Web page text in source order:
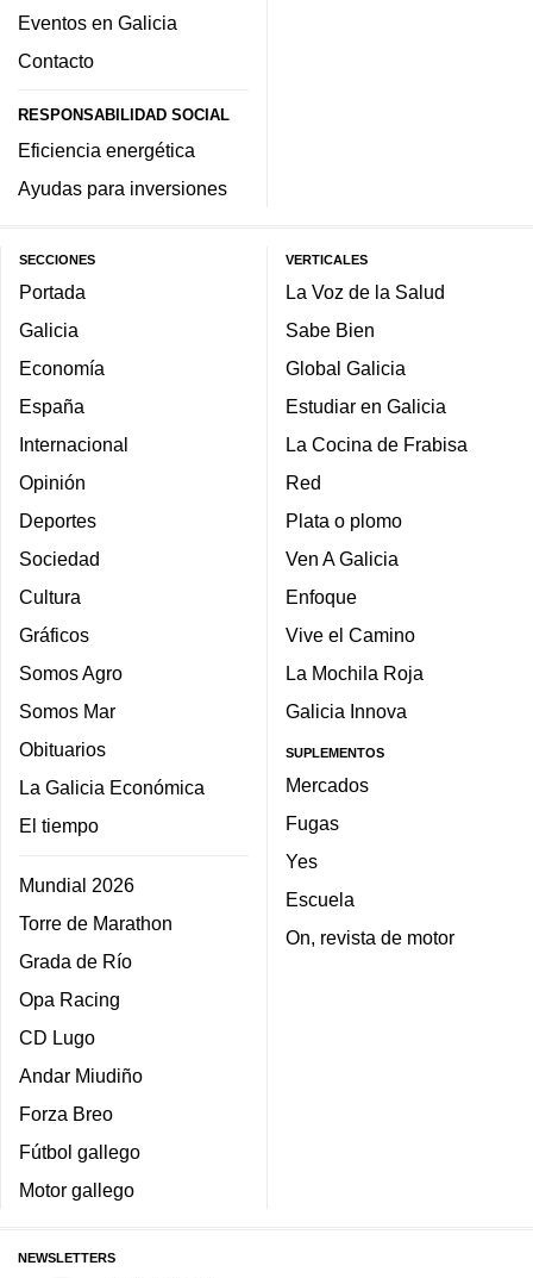
Eventos en Galicia
Contacto
RESPONSABILIDAD SOCIAL
Eficiencia energética
Ayudas para inversiones
SECCIONES
Portada
Galicia
Economía
España
Internacional
Opinión
Deportes
Sociedad
Cultura
Gráficos
Somos Agro
Somos Mar
Obituarios
La Galicia Económica
El tiempo
Mundial 2026
Torre de Marathon
Grada de Río
Opa Racing
CD Lugo
Andar Miudiño
Forza Breo
Fútbol gallego
Motor gallego
VERTICALES
La Voz de la Salud
Sabe Bien
Global Galicia
Estudiar en Galicia
La Cocina de Frabisa
Red
Plata o plomo
Ven A Galicia
Enfoque
Vive el Camino
La Mochila Roja
Galicia Innova
SUPLEMENTOS
Mercados
Fugas
Yes
Escuela
On, revista de motor
NEWSLETTERS